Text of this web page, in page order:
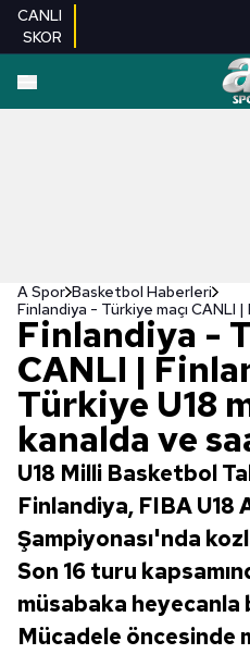
CANLI
SKOR
A Spor Basketbol Haberleri
Finlandiya -
CANLI |
Türkiye U18
kanalda ve
U18 Milli Basketbol
Finlandiya, FIBA U18
Şampiyonası'nda
Son 16 turu
müsabaka heyecanla
Mücadele öncesinde